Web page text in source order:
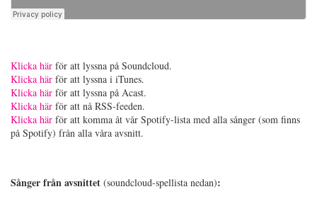
Klicka här för att lyssna på Soundcloud.
Klicka här för att lyssna i iTunes.
Klicka här för att lyssna på Acast.
Klicka här för att nå RSS-feeden.
Klicka här för att komma åt vår Spotify-lista med alla sånger (som finns
på Spotify) från alla våra avsnitt.
Sånger från avsnittet (soundcloud-spellista nedan):